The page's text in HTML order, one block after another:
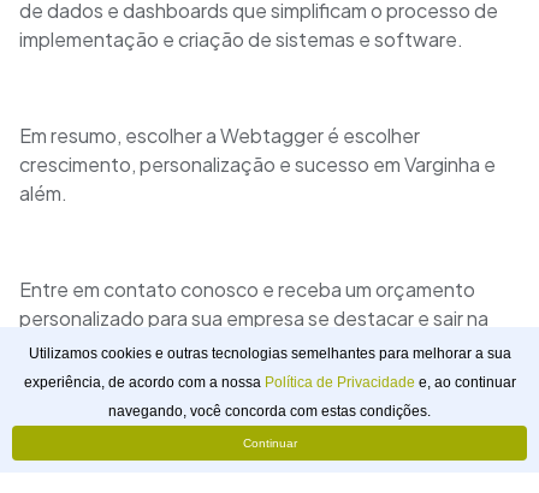
Solicitar
Orçamento
de dados e dashboards que simplificam o processo de
implementação e criação de sistemas e software.
Em resumo, escolher a Webtagger é escolher
crescimento, personalização e sucesso em Varginha e
além.
Entre em contato conosco e receba um orçamento
personalizado para sua empresa se destacar e sair na
frente da concorrência em Varginha.
Utilizamos cookies e outras tecnologias semelhantes para melhorar a sua
experiência, de acordo com a nossa Política de Privacidade e, ao continuar
navegando, você concorda com estas condições.
Continuar